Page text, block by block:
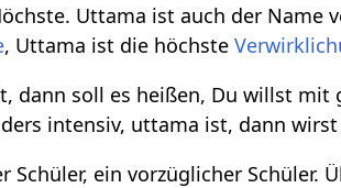
Uttama ist auch der Name
, Uttama ist die höchste
dann soll es heißen, Du willst mit
intensiv, uttama ist, dann
Schüler, ein vorzüglicher Schüler.